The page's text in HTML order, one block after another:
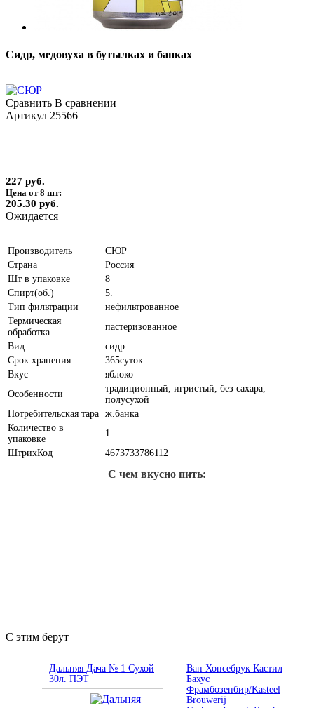
Сидр, медовуха в бутылках и банках
Сравнить В сравнении
Артикул 25566
227 руб.
Цена от 8 шт:
205.30 руб.
Ожидается
Производитель
СЮР
Страна
Россия
Шт в упаковке
8
Спирт(об.)
5.
Тип фильтрации
нефильтрованное
Термическая
обработка
пастеризованное
Вид
сидр
Срок хранения
365суток
Вкус
яблоко
Особенности
традиционный, игристый, без сахара,
полусухой
Потребительская тара ж.банка
Количество в
упаковке
1
ШтрихКод
4673733786112
С чем вкусно пить:
С этим берут
Дальняя Дача № 1 Сухой
30л. ПЭТ
Ван Хонсебрук Кастил
Бахус
Фрамбозенбир/Kasteel
Brouwerij